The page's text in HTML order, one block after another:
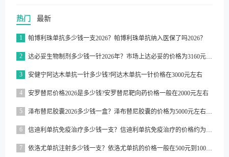
热门 最新
1 帕博利珠单抗多少钱一支2026？帕博利珠单抗纳入医保了吗2026？
2 达必妥生物制剂多少钱一针2026年？市场上达必妥的价格为3160元/支左右
3 安健宁阿达木单抗一针多少钱?阿达木单抗一针价格在3000元左右
4 安罗替尼价格2026是多少钱?安罗替尼靶向药价格一般在2000元左右
5 泽布替尼胶囊2026多少钱一盒？泽布替尼胶囊的价格为5000元左右一盒
6 信迪利单抗免疫治疗多少钱一支？信迪利单抗免疫治疗的价格约为2843元一支
7 依洛尤单抗注射多少钱一支？依洛尤单抗的价格一般在500元到1000元之间一支